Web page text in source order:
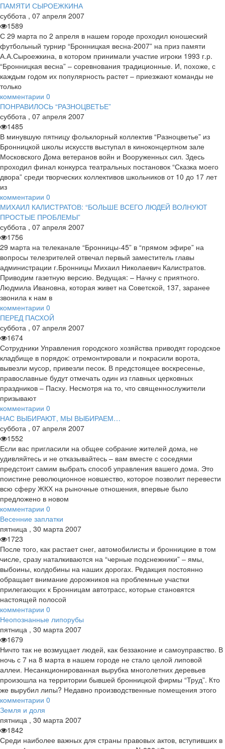
ПАМЯТИ СЫРОЕЖКИНА
суббота , 07 апреля 2007
1589
С 29 марта по 2 апреля в нашем городе проходил юношеский
футбольный турнир “Бронницкая весна-2007” на приз памяти
А.А.Сыроежкина, в котором принимали участие игроки 1993 г.р.
“Бронницкая весна” – соревнования традиционные. И, похоже, с
каждым годом их популярность растет – приезжают команды не
только
комментарии 0
ПОНРАВИЛОСЬ “РАЗНОЦВЕТЬЕ”
суббота , 07 апреля 2007
1485
В минувшую пятницу фольклорный коллектив “Разноцветье” из
Бронницкой школы искусств выступал в киноконцертном зале
Московского Дома ветеранов войн и Вооруженных сил. Здесь
проходил финал конкурса театральных постановок “Сказка моего
двора” среди творческих коллективов школьников от 10 до 17 лет
из
комментарии 0
МИХАИЛ КАЛИСТРАТОВ: “БОЛЬШЕ ВСЕГО ЛЮДЕЙ ВОЛНУЮТ
ПРОСТЫЕ ПРОБЛЕМЫ”
суббота , 07 апреля 2007
1756
29 марта на телеканале “Бронницы-45” в “прямом эфире” на
вопросы телезрителей отвечал первый заместитель главы
администрации г.Бронницы Михаил Николаевич Калистратов.
Приводим газетную версию. Ведущая: – Начну с приятного.
Людмила Ивановна, которая живет на Советской, 137, заранее
звонила к нам в
комментарии 0
ПЕРЕД ПАСХОЙ
суббота , 07 апреля 2007
1674
Сотрудники Управления городского хозяйства приводят городское
кладбище в порядок: отремонтировали и покрасили ворота,
вывезли мусор, привезли песок. В предстоящее воскресенье,
православные будут отмечать один из главных церковных
праздников – Пасху. Несмотря на то, что священнослужители
призывают
комментарии 0
НАС ВЫБИРАЮТ, МЫ ВЫБИРАЕМ…
суббота , 07 апреля 2007
1552
Если вас пригласили на общее собрание жителей дома, не
удивляйтесь и не отказывайтесь – вам вместе с соседями
предстоит самим выбрать способ управления вашего дома. Это
поистине революционное новшество, которое позволит перевести
всю сферу ЖКХ на рыночные отношения, впервые было
предложено в новом
комментарии 0
Весенние заплатки
пятница , 30 марта 2007
1723
После того, как растает снег, автомобилисты и бронницкие в том
числе, сразу наталкиваются на “черные подснежники” – ямы,
выбоины, колдобины на наших дорогах. Редакция постоянно
обращает внимание дорожников на проблемные участки
прилегающих к Бронницам автотрасс, которые становятся
настоящей полосой
комментарии 0
Неопознанные липорубы
пятница , 30 марта 2007
1679
Ничто так не возмущает людей, как беззаконие и самоуправство. В
ночь с 7 на 8 марта в нашем городе не стало целой липовой
аллеи. Несанкционированная вырубка многолетних деревьев
произошла на территории бывшей бронницкой фирмы “Труд”. Кто
же вырубил липы? Недавно производственные помещения этого
комментарии 0
Земля и доля
пятница , 30 марта 2007
1842
Среди наиболее важных для страны правовых актов, вступивших в